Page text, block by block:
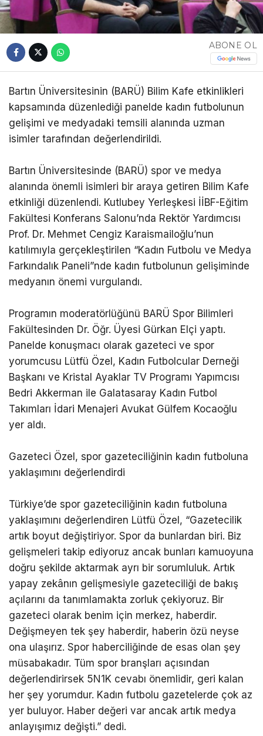
ABONE OL
Bartın Üniversitesinin (BARÜ) Bilim Kafe etkinlikleri
kapsamında düzenlediği panelde kadın futbolunun
gelişimi ve medyadaki temsili alanında uzman
isimler tarafından değerlendirildi.
Bartın Üniversitesinde (BARÜ) spor ve medya
alanında önemli isimleri bir araya getiren Bilim Kafe
etkinliği düzenlendi. Kutlubey Yerleşkesi İİBF-Eğitim
Fakültesi Konferans Salonu’nda Rektör Yardımcısı
Prof. Dr. Mehmet Cengiz Karaismailoğlu’nun
katılımıyla gerçekleştirilen “Kadın Futbolu ve Medya
Farkındalık Paneli”nde kadın futbolunun gelişiminde
medyanın önemi vurgulandı.
Programın moderatörlüğünü BARÜ Spor Bilimleri
Fakültesinden Dr. Öğr. Üyesi Gürkan Elçi yaptı.
Panelde konuşmacı olarak gazeteci ve spor
yorumcusu Lütfü Özel, Kadın Futbolcular Derneği
Başkanı ve Kristal Ayaklar TV Programı Yapımcısı
Bedri Akkerman ile Galatasaray Kadın Futbol
Takımları İdari Menajeri Avukat Gülfem Kocaoğlu
yer aldı.
Gazeteci Özel, spor gazeteciliğinin kadın futboluna
yaklaşımını değerlendirdi
Türkiye’de spor gazeteciliğinin kadın futboluna
yaklaşımını değerlendiren Lütfü Özel, “Gazetecilik
artık boyut değiştiriyor. Spor da bunlardan biri. Biz
gelişmeleri takip ediyoruz ancak bunları kamuoyuna
doğru şekilde aktarmak ayrı bir sorumluluk. Artık
yapay zekânın gelişmesiyle gazeteciliği de bakış
açılarını da tanımlamakta zorluk çekiyoruz. Bir
gazeteci olarak benim için merkez, haberdir.
Değişmeyen tek şey haberdir, haberin özü neyse
ona ulaşırız. Spor haberciliğinde de esas olan şey
müsabakadır. Tüm spor branşları açısından
değerlendirirsek 5N1K cevabı önemlidir, geri kalan
her şey yorumdur. Kadın futbolu gazetelerde çok az
yer buluyor. Haber değeri var ancak artık medya
anlayışımız değişti.” dedi.